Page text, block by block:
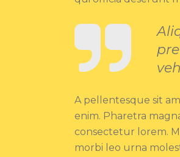
A pellentesque sit
enim. Pharetra
consectetur lorem.
morbi leo urna